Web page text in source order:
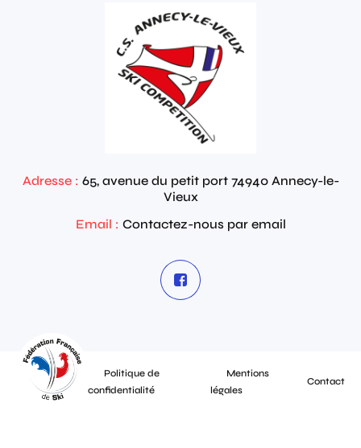
Adresse : 65, avenue du petit port 74940 Annecy-le-
Vieux
Email : Contactez-nous par email
Politique de
confidentialité
Mentions
légales
Contact